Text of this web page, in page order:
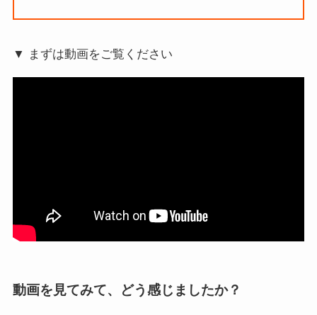
▼ まずは動画をご覧ください
動画を見てみて、どう感じましたか？